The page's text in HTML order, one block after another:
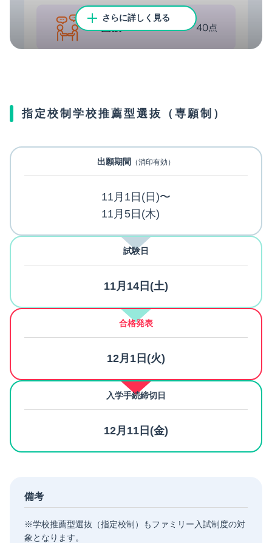
※下記の資格検定試験に合格している場合、資格の難易度
に応じて5点～10点を加点します。
準1級以上、ITパスポート試験、簿記検定3級以上（日本商
工会議所）、簿記実務検定2級以上（全国商業高等学校協
会）、情報処理検定試験2級以上（全国商業高等学校協
【出願資格】
・高等学校長の推薦を得た方
・全体の学習成績の状況（評定平均値）3.0以上。
さらに詳しく見る
指定校制学校推薦型選抜（専願制）
出願期間 （消印有効）
11月1日(日)〜
11月5日(木)
試験日
11月14日(土)
合格発表
12月1日(火)
入学手続締切日
12月11日(金)
備考
※学校推薦型選抜（指定校制）もファミリー入試制度の対
象となります。